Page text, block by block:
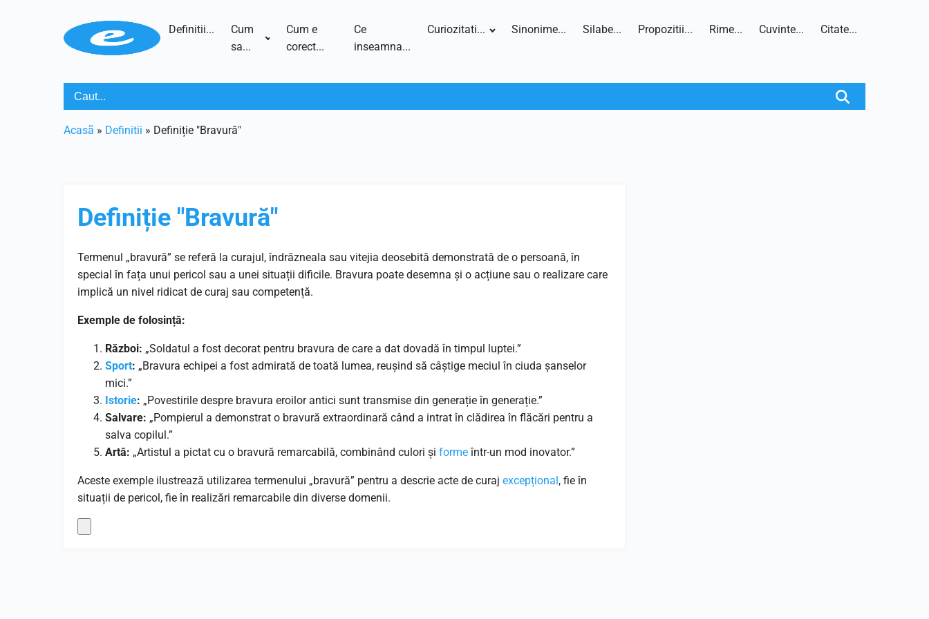
Definitii...
Cum
sa...
Cum e
corect...
Ce
inseamna...
Curiozitati... Sinonime... Silabe... Propozitii... Rime... Cuvinte... Citate...
Acasã » Definitii » Definiție "Bravură"
Definiție "Bravură"
Termenul „bravură” se referă la curajul, îndrăzneala sau vitejia deosebită demonstrată de o persoană, în
special în fața unui pericol sau a unei situații dificile. Bravura poate desemna și o acțiune sau o realizare care
implică un nivel ridicat de curaj sau competență.
Exemple de folosință:
Război: „Soldatul a fost decorat pentru bravura de care a dat dovadă în timpul luptei.”
Sport: „Bravura echipei a fost admirată de toată lumea, reușind să câștige meciul în ciuda șanselor
mici.”
Istorie: „Povestirile despre bravura eroilor antici sunt transmise din generație în generație.”
Salvare: „Pompierul a demonstrat o bravură extraordinară când a intrat în clădirea în flăcări pentru a
salva copilul.”
Artă: „Artistul a pictat cu o bravură remarcabilă, combinând culori și formeîntr-un mod inovator.”
Aceste exemple ilustrează utilizarea termenului „bravură” pentru a descrie acte de curaj excepțional, fie în
situații de pericol, fie în realizări remarcabile din diverse domenii.